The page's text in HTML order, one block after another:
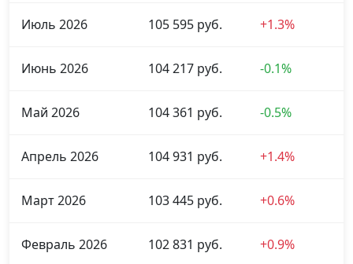
Июль 2026 105 595 руб. +1.3%
Июнь 2026 104 217 руб. -0.1%
Май 2026 104 361 руб. -0.5%
Апрель 2026 104 931 руб. +1.4%
Март 2026 103 445 руб. +0.6%
Февраль 2026 102 831 руб. +0.9%